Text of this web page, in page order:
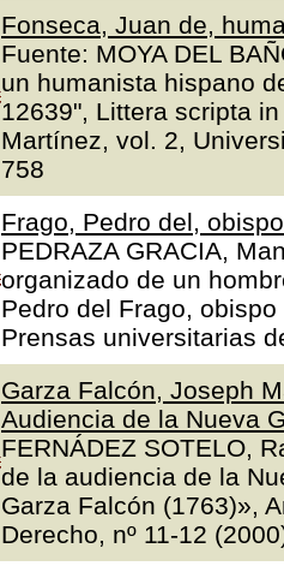
Fonseca, Juan de,
Fuente: MOYA DEL
un humanista hispano
12639", Littera scripta
Martínez, vol. 2,
758
Frago, Pedro del,
PEDRAZA GRACIA,
organizado de un
Pedro del Frago,
Prensas universitarias
Garza Falcón, Joseph
Audiencia de la Nueva
FERNÁDEZ SOTELO,
de la audiencia de la
Garza Falcón (1763)»,
Derecho, nº 11-12